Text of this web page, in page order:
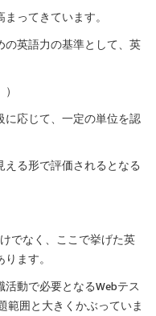
ってきています。
英語力の基準として、英
応じて、一定の単位を認
る形で評価されるとなる
でなく、ここで挙げた英
ます。
動で必要となるWebテス
範囲と大きくかぶっていま